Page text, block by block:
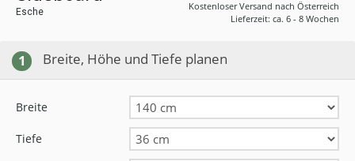
Esche
Kostenloser Versand nach Österreich
Lieferzeit: ca. 6 - 8 Wochen
1 Breite, Höhe und Tiefe planen
Breite
Tiefe